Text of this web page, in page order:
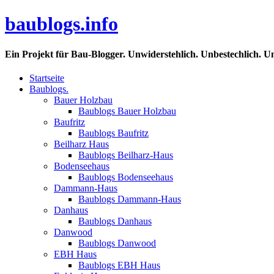
baublogs.info
Ein Projekt für Bau-Blogger. Unwiderstehlich. Unbestechlich.
Startseite
Baublogs.
Bauer Holzbau
Baublogs Bauer Holzbau
Baufritz
Baublogs Baufritz
Beilharz Haus
Baublogs Beilharz-Haus
Bodenseehaus
Baublogs Bodenseehaus
Dammann-Haus
Baublogs Dammann-Haus
Danhaus
Baublogs Danhaus
Danwood
Baublogs Danwood
EBH Haus
Baublogs EBH Haus